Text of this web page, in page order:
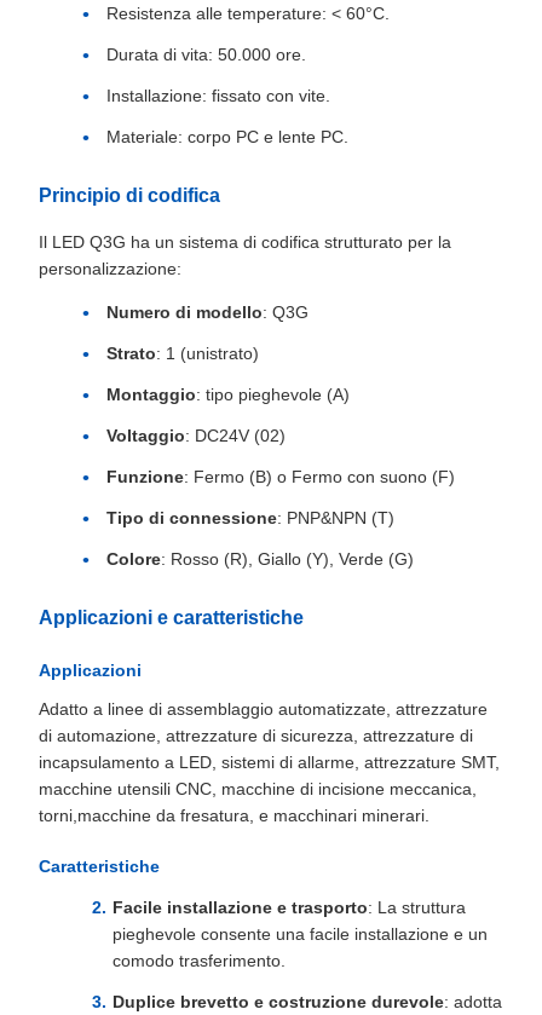
Resistenza alle temperature: < 60°C.
Durata di vita: 50.000 ore.
Installazione: fissato con vite.
Materiale: corpo PC e lente PC.
Principio di codifica
Il LED Q3G ha un sistema di codifica strutturato per la
personalizzazione:
Numero di modello: Q3G
Strato: 1 (unistrato)
Montaggio: tipo pieghevole (A)
Voltaggio: DC24V (02)
Funzione: Fermo (B) o Fermo con suono (F)
Tipo di connessione: PNP&NPN (T)
Colore: Rosso (R), Giallo (Y), Verde (G)
Applicazioni e caratteristiche
Applicazioni
Adatto a linee di assemblaggio automatizzate, attrezzature
di automazione, attrezzature di sicurezza, attrezzature di
incapsulamento a LED, sistemi di allarme, attrezzature SMT,
macchine utensili CNC, macchine di incisione meccanica,
torni,macchine da fresatura, e macchinari minerari.
Caratteristiche
Facile installazione e trasporto: La struttura
pieghevole consente una facile installazione e un
comodo trasferimento.
Duplice brevetto e costruzione durevole: adotta